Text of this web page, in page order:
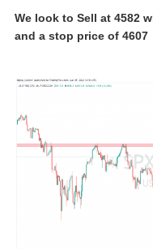
We look to Sell at 4582
and a stop price of 4607